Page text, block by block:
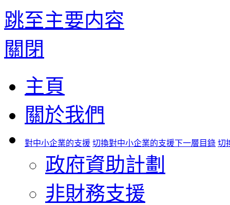
跳至主要内容
關閉
主頁
關於我們
對中小企業的支援 切換對中小企業的支援下一層目錄 切
政府資助計劃
非財務支援